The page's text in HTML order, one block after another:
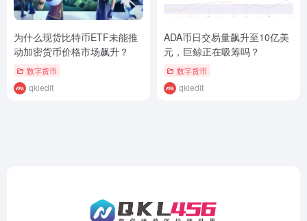
为什么现货比特币ETF未能推
动加密货币价格市场飙升？
数字货币
qkledit
ADA币日交易量飙升至10亿美
元，巨鲸正在吸筹吗？
数字货币
qkledit